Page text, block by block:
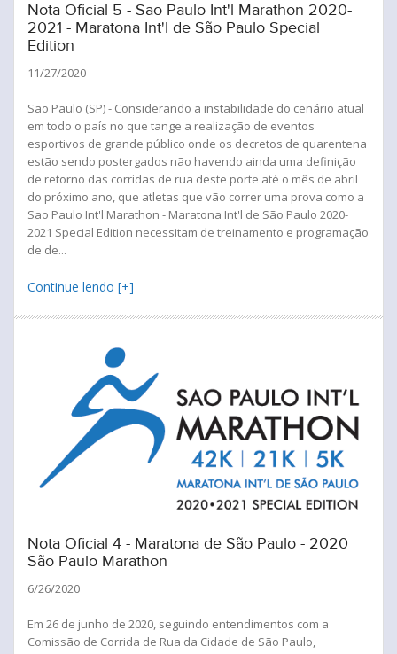
Nota Oficial 5 - Sao Paulo Int'l Marathon 2020-
2021 - Maratona Int'l de São Paulo Special
Edition
11/27/2020
São Paulo (SP) - Considerando a instabilidade do cenário atual
em todo o país no que tange a realização de eventos
esportivos de grande público onde os decretos de quarentena
estão sendo postergados não havendo ainda uma definição
de retorno das corridas de rua deste porte até o mês de abril
do próximo ano, que atletas que vão correr uma prova como a
Sao Paulo Int'l Marathon - Maratona Int'l de São Paulo 2020-
2021 Special Edition necessitam de treinamento e programação
de de...
Continue lendo [+]
Nota Oficial 4 - Maratona de São Paulo - 2020
São Paulo Marathon
6/26/2020
Em 26 de junho de 2020, seguindo entendimentos com a
Comissão de Corrida de Rua da Cidade de São Paulo,